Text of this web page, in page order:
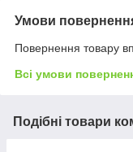
Умови
Повернення товару
Всі умови
Подібні товари